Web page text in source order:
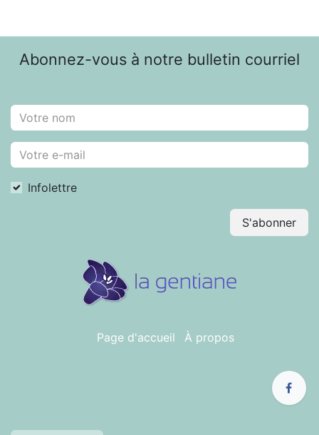
Abonnez-vous à notre bulletin courriel
Infolettre
S'abonner
Page d'accueil À propos